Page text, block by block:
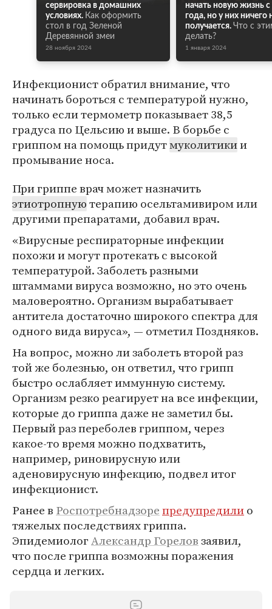
сервировка в домашних
условиях. Как оформить
стол в год Зеленой
Деревянной змеи
28 ноября 2024
начать новую жизнь с
года, но у них ничего
получается. Что с
делать?
1 января 2024
Инфекционист обратил внимание, что
начинать бороться с температурой нужно,
только если термометр показывает 38,5
градуса по Цельсию и выше. В борьбе с
гриппом на помощь придутмуколитикии
промывание носа.
При гриппе врач может назначить
этиотропнуютерапию осельтамивиром или
другими препаратами, добавил врач.
«Вирусные респираторные инфекции
похожи и могут протекать с высокой
температурой. Заболеть разными
штаммами вируса возможно, но это очень
маловероятно. Организм вырабатывает
антитела достаточно широкого спектра для
одного вида вируса», — отметил Поздняков.
На вопрос, можно ли заболеть второй раз
той же болезнью, он ответил, что грипп
быстро ослабляет иммунную систему.
Организм резко реагирует на все инфекции,
которые до гриппа даже не заметил бы.
Первый раз переболев гриппом, через
какое-то время можно подхватить,
например, риновирусную или
аденовирусную инфекцию, подвел итог
инфекционист.
Ранее в Роспотребнадзорепредупредилио
тяжелых последствиях гриппа.
ЭпидемиологАлександр Гореловзаявил,
что после гриппа возможны поражения
сердца и легких.